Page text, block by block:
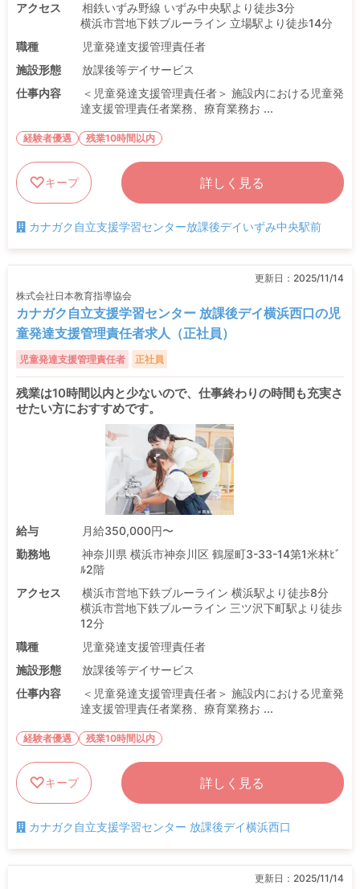
アクセス
相鉄いずみ野線 いずみ中央駅より徒歩3分
横浜市営地下鉄ブルーライン 立場駅より徒歩14分
職種
児童発達支援管理責任者
施設形態
放課後等デイサービス
仕事内容
＜児童発達支援管理責任者＞ 施設内における児童発
達支援管理責任者業務、療育業務お ...
経験者優遇 残業10時間以内
キープ 詳しく見る
カナガク自立支援学習センター放課後デイいずみ中央駅前
更新日： 2025/11/14
株式会社日本教育指導協会
カナガク自立支援学習センター 放課後デイ横浜西口の児
童発達支援管理責任者求人（正社員）
児童発達支援管理責任者 正社員
残業は10時間以内と少ないので、仕事終わりの時間も充実さ
せたい方におすすめです。
給与
月給350,000円〜
勤務地
神奈川県 横浜市神奈川区 鶴屋町3-33-14第1米林ﾋﾞ
ﾙ2階
アクセス
横浜市営地下鉄ブルーライン 横浜駅より徒歩8分
横浜市営地下鉄ブルーライン 三ツ沢下町駅より徒歩
12分
職種
児童発達支援管理責任者
施設形態
放課後等デイサービス
仕事内容
＜児童発達支援管理責任者＞ 施設内における児童発
達支援管理責任者業務、療育業務お ...
経験者優遇 残業10時間以内
キープ 詳しく見る
カナガク自立支援学習センター 放課後デイ横浜西口
更新日： 2025/11/14